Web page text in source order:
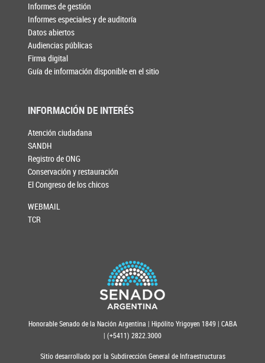
Informes de gestión
Informes especiales y de auditoría
Datos abiertos
Audiencias públicas
Firma digital
Guía de información disponible en el sitio
INFORMACIÓN DE INTERÉS
Atención ciudadana
SANDH
Registro de ONG
Conservación y restauración
El Congreso de los chicos
WEBMAIL
TCR
Honorable Senado de la Nación Argentina | Hipólito Yrigoyen 1849 | CABA
| (+5411) 2822.3000
Sitio desarrollado por la Subdirección General de Infraestructuras